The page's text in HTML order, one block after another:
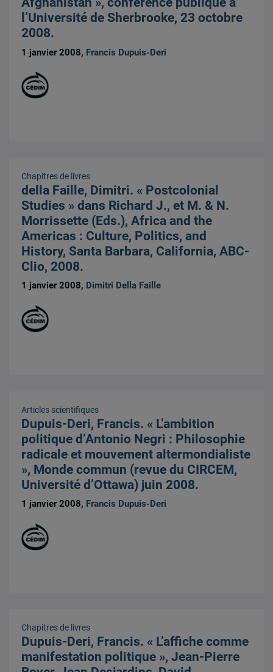
l’Université de Sherbrooke, 23 octobre
2008.
1 janvier 2008, Francis Dupuis-Deri
Chapitres de livres
della Faille, Dimitri. « Postcolonial
Studies » dans Richard J., et M. & N.
Morrissette (Eds.), Africa and the
Americas : Culture, Politics, and
History, Santa Barbara, California, ABC-
Clio, 2008.
1 janvier 2008, Dimitri Della Faille
Articles scientifiques
Dupuis-Deri, Francis. « L’ambition
politique d’Antonio Negri : Philosophie
radicale et mouvement altermondialiste
», Monde commun (revue du CIRCEM,
Université d’Ottawa) juin 2008.
1 janvier 2008, Francis Dupuis-Deri
Chapitres de livres
Dupuis-Deri, Francis. « L’affiche comme
manifestation politique », Jean-Pierre